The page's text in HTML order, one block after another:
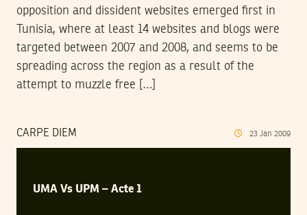
opposition and dissident websites emerged first in
Tunisia, where at least 14 websites and blogs were
targeted between 2007 and 2008, and seems to be
spreading across the region as a result of the
attempt to muzzle free […]
CARPE DIEM 23 Jan 2009
UMA Vs UPM – Acte 1